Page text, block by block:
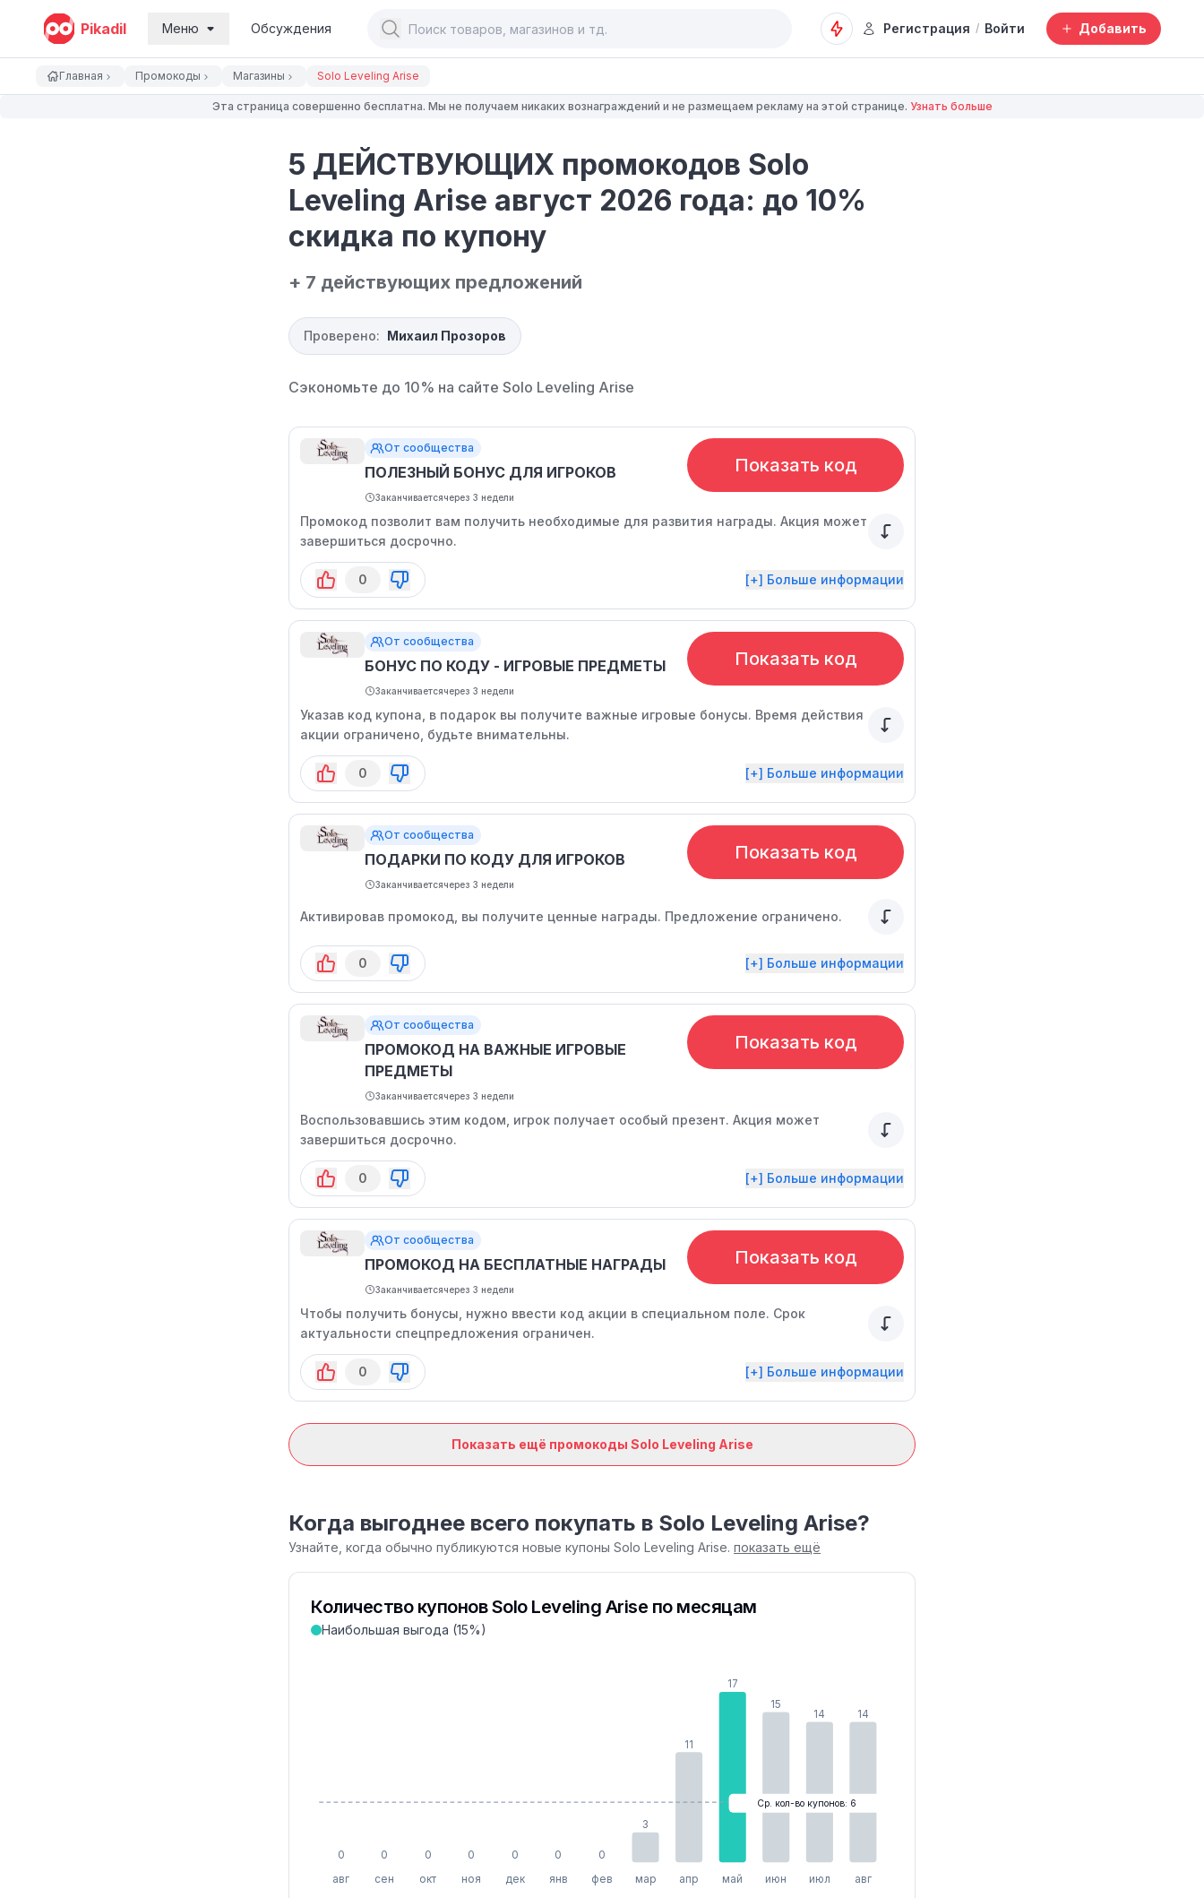
Pikadil Меню Обсуждения Регистрация / Войти Добавить
Главная Промокоды Магазины Solo Leveling Arise
Эта страница совершенно бесплатна. Мы не получаем никаких вознаграждений и не размещаем рекламу на этой странице. Узнать больше
5 ДЕЙСТВУЮЩИХ промокодов Solo
Leveling Arise август 2026 года: до 10%
скидка по купону
+ 7 действующих предложений
Проверено: Михаил Прозоров
Сэкономьте до 10% на сайте Solo Leveling Arise
От сообщества
ПОЛЕЗНЫЙ БОНУС ДЛЯ ИГРОКОВ
Заканчиваетсячерез 3 недели
Показать код
Промокод позволит вам получить необходимые для развития награды. Акция может
завершиться досрочно.
0 [+] Больше информации
От сообщества
БОНУС ПО КОДУ - ИГРОВЫЕ ПРЕДМЕТЫ
Заканчиваетсячерез 3 недели
Показать код
Указав код купона, в подарок вы получите важные игровые бонусы. Время действия
акции ограничено, будьте внимательны.
0 [+] Больше информации
От сообщества
ПОДАРКИ ПО КОДУ ДЛЯ ИГРОКОВ
Заканчиваетсячерез 3 недели
Показать код
Активировав промокод, вы получите ценные награды. Предложение ограничено.
0 [+] Больше информации
От сообщества
ПРОМОКОД НА ВАЖНЫЕ ИГРОВЫЕ
ПРЕДМЕТЫ
Заканчиваетсячерез 3 недели
Показать код
Воспользовавшись этим кодом, игрок получает особый презент. Акция может
завершиться досрочно.
0 [+] Больше информации
От сообщества
ПРОМОКОД НА БЕСПЛАТНЫЕ НАГРАДЫ
Заканчиваетсячерез 3 недели
Показать код
Чтобы получить бонусы, нужно ввести код акции в специальном поле. Срок
актуальности спецпредложения ограничен.
0 [+] Больше информации
Показать ещё промокоды Solo Leveling Arise
Когда выгоднее всего покупать в Solo Leveling Arise?
Узнайте, когда обычно публикуются новые купоны Solo Leveling Arise. показать ещё
Количество купонов Solo Leveling Arise по месяцам
Наибольшая выгода (15%)
0
авг
0
сен
0
окт
0
ноя
0
дек
0
янв
0
фев
3
мар
11
апр
17
май
15
июн
14
июл
14
авг
Ср. кол-во купонов: 6